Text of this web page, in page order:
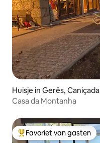
Huisje in Gerês, Caniçada
Casa da Montanha
Topfavoriet van gasten
Favoriet van gasten